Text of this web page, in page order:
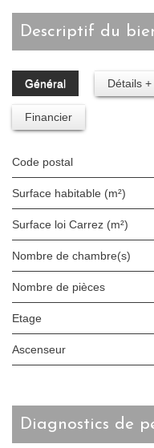
descriptif du
Général Détails +
Financier
Code postal
Surface habitable (m²)
Surface loi Carrez (m²)
Nombre de chambre(s)
Nombre de pièces
Etage
Ascenseur
diagnostics de